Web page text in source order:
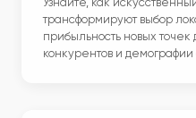
трансформируют выбор
прибыльность новых точек
конкурентов и